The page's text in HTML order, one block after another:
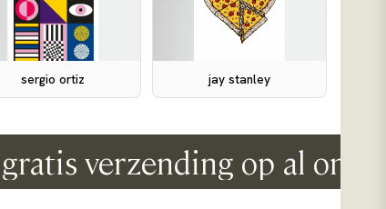
sergio ortiz jay stanley
verzending op al onze